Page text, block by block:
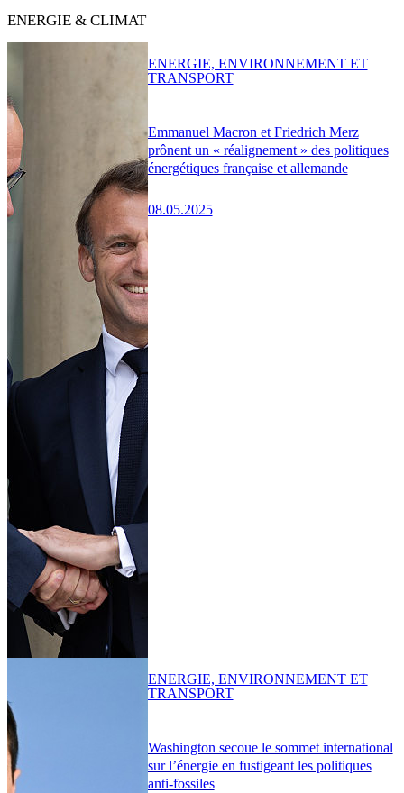
ENERGIE & CLIMAT
Emmanuel Macron et Friedrich Merz
prônent un « réalignement » des politiques
énergétiques française et allemande
08.05.2025
ENERGIE, ENVIRONNEMENT ET
TRANSPORT
Washington secoue le sommet international
sur l’énergie en fustigeant les politiques
anti-fossiles
ENERGIE, ENVIRONNEMENT ET
TRANSPORT